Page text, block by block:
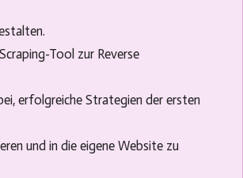
Tool zur Reverse
erfolgreiche Strategien der ersten
und in die eigene Website zu